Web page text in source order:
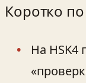
Коротко
На HSK4